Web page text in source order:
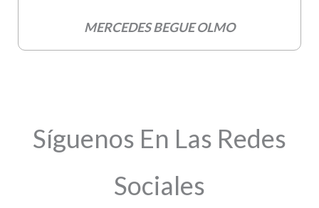
MERCEDES BEGUE OLMO
Síguenos En Las Redes
Sociales